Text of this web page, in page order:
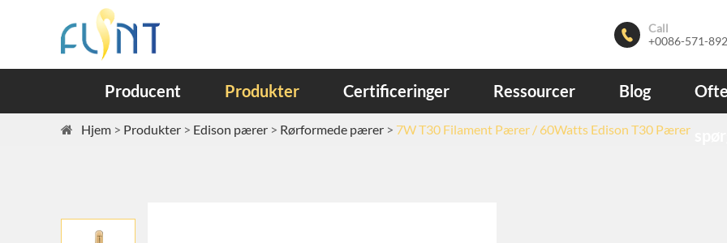

Call
+0086-571-
Producent Produkter Certificeringer Ressourcer Blog
Hjem Produkter Edison pærer Rørformede pærer 7W T30 Filament Pærer / 60Watts Edison T30 Pærer